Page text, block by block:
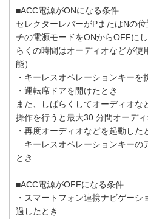
■ACC電源がONになる条件
セレクターレバーがPまたはNの
チの電源モードをONからOFFに
らくの時間はオーディオなどが使
能）
・キーレスオペレーションキーを
・運転席ドアを開けたとき
また、しばらくしてオーディオな
操作を行うと最大30 分間オーディ
・再度オーディオなどを起動した
キーレスオペレーションキーの
とき
■ACC電源がOFFになる条件
・スマートフォン連携ナビゲー
過したとき